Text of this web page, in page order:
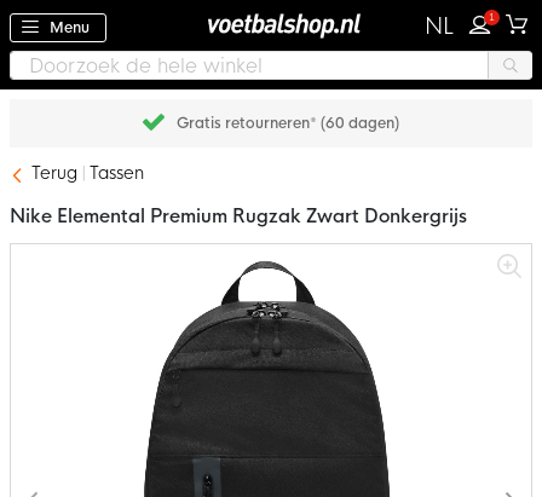
Menu NL 1
Gratis retourneren* (60 dagen)
Terug Tassen
Nike Elemental Premium Rugzak Zwart Donkergrijs